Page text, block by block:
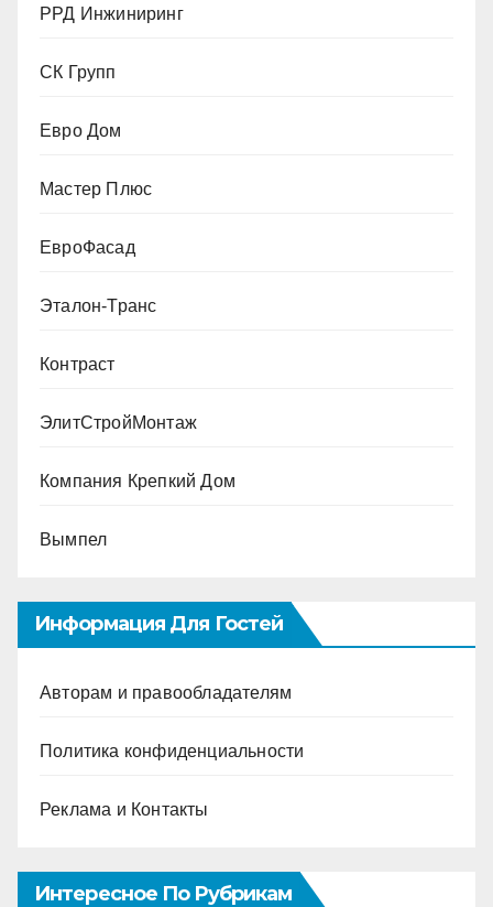
РРД Инжиниринг
СК Групп
Евро Дом
Мастер Плюс
ЕвроФасад
Эталон-Транс
Контраст
ЭлитСтройМонтаж
Компания Крепкий Дом
Вымпел
Информация Для Гостей
Авторам и правообладателям
Политика конфиденциальности
Реклама и Контакты
Интересное По Рубрикам